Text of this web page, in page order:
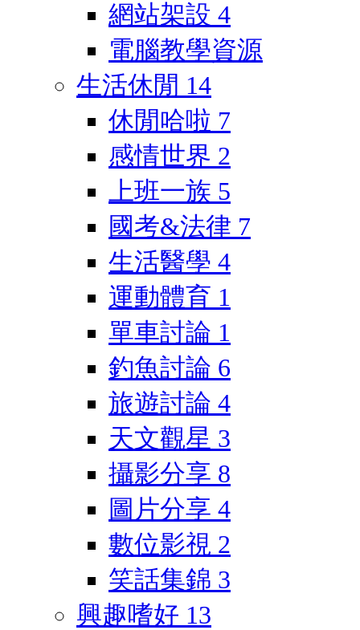
網站架設 4
電腦教學資源
生活休閒 14
休閒哈啦 7
感情世界 2
上班一族 5
國考&法律 7
生活醫學 4
運動體育 1
單車討論 1
釣魚討論 6
旅遊討論 4
天文觀星 3
攝影分享 8
圖片分享 4
數位影視 2
笑話集錦 3
興趣嗜好 13